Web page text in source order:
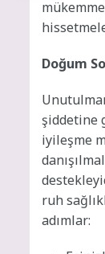
Doğum
şiddetine
iyileşme
ruh
adımlar: